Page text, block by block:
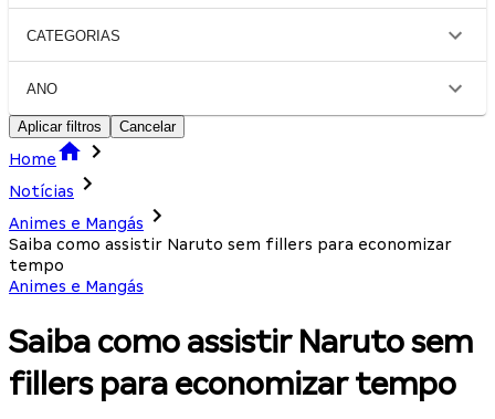
CATEGORIAS
ANO
Aplicar filtros Cancelar
Home
Notícias
Animes e Mangás
Saiba como assistir Naruto sem fillers para economizar
tempo
Animes e Mangás
Saiba como assistir Naruto sem
fillers para economizar tempo